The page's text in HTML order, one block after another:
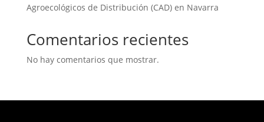
Agroecológicos de Distribución (CAD) en Navarra
Comentarios recientes
No hay comentarios que mostrar.